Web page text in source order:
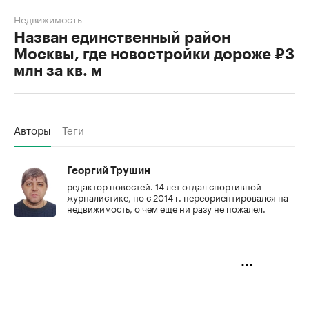
Назван единственный район
Москвы, где новостройки дороже ₽3
млн за кв. м
Недвижимость
Авторы Теги
Георгий Трушин
редактор новостей. 14 лет отдал спортивной
журналистике, но с 2014 г. переориентировался на
недвижимость, о чем еще ни разу не пожалел.